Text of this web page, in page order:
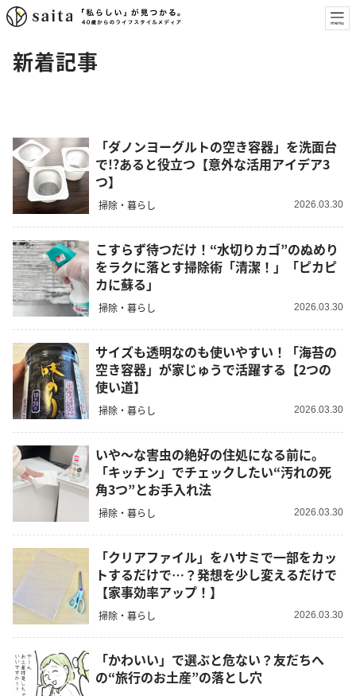
新着記事
「ダノンヨーグルトの空き容器」を洗面台
で!?あると役立つ【意外な活用アイデア3
つ】
掃除・暮らし 2026.03.30
こすらず待つだけ！“水切りカゴ”のぬめり
をラクに落とす掃除術「清潔！」「ピカピ
カに蘇る」
掃除・暮らし 2026.03.30
サイズも透明なのも使いやすい！「海苔の
空き容器」が家じゅうで活躍する【2つの
使い道】
掃除・暮らし 2026.03.30
いや～な害虫の絶好の住処になる前に。
「キッチン」でチェックしたい“汚れの死
角3つ”とお手入れ法
掃除・暮らし 2026.03.30
「クリアファイル」をハサミで一部をカッ
トするだけで…？発想を少し変えるだけで
【家事効率アップ！】
掃除・暮らし 2026.03.30
「かわいい」で選ぶと危ない？友だちへ
の“旅行のお土産”の落とし穴